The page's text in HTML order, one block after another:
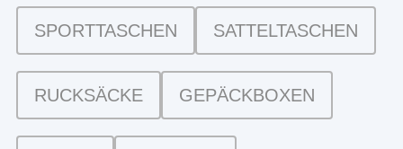
SPORTTASCHEN SATTELTASCHEN
RUCKSÄCKE GEPÄCKBOXEN